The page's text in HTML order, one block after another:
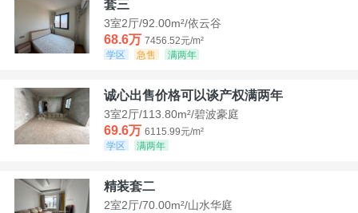
套三
3室2厅/92.00m²/依云谷
68.6万 7456.52元/m²
学区
急售 满两年
诚心出售价格可以谈产权满两年
3室2厅/113.80m²/碧波豪庭
69.6万 6115.99元/m²
学区
满两年
精装套二
2室2厅/70.00m²/山水华庭